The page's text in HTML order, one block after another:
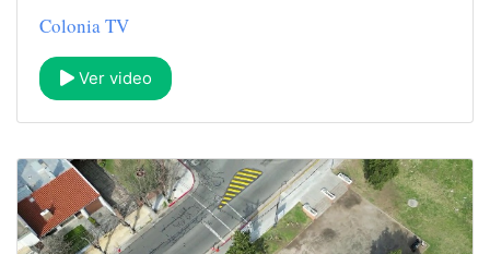
Colonia TV
Ver video